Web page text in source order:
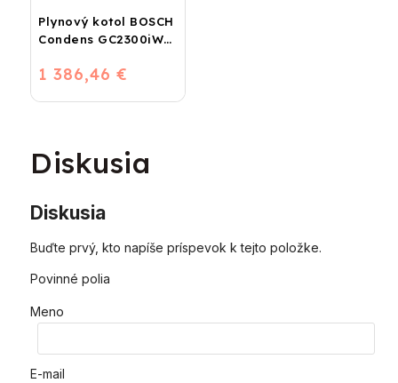
Plynový kotol BOSCH
Condens GC2300iW
kondenzačný
1 386,46 €
Diskusia
Diskusia
Buďte prvý, kto napíše príspevok k tejto položke.
Povinné polia
Meno
E-mail